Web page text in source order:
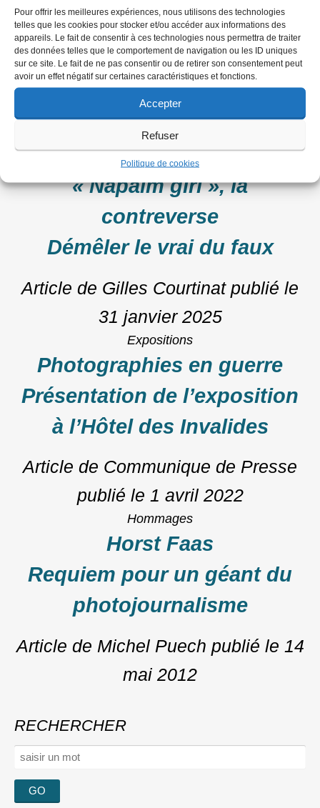
Pour offrir les meilleures expériences, nous utilisons des technologies
telles que les cookies pour stocker et/ou accéder aux informations des
appareils. Le fait de consentir à ces technologies nous permettra de traiter
des données telles que le comportement de navigation ou les ID uniques
sur ce site. Le fait de ne pas consentir ou de retirer son consentement peut
avoir un effet négatif sur certaines caractéristiques et fonctions.
Accepter
Refuser
Politique de cookies
« The Stringer »
L’incompréhensible faute de
la Fondation VII
Article de Michel Puech
janvier 2025
Débats
« Napalm girl », la
contreverse
Démêler le vrai du faux
Article de Gilles Courtinatpublié le
31 janvier 2025
Expositions
Photographies en guerre
Présentation de l’exposition
à l’Hôtel des Invalides
Article de Communique de Presse
publié le 1 avril 2022
Hommages
Horst Faas
Requiem pour un géant du
photojournalisme
Article de Michel Puech publié le 14
mai 2012
RECHERCHER
Rechercher :